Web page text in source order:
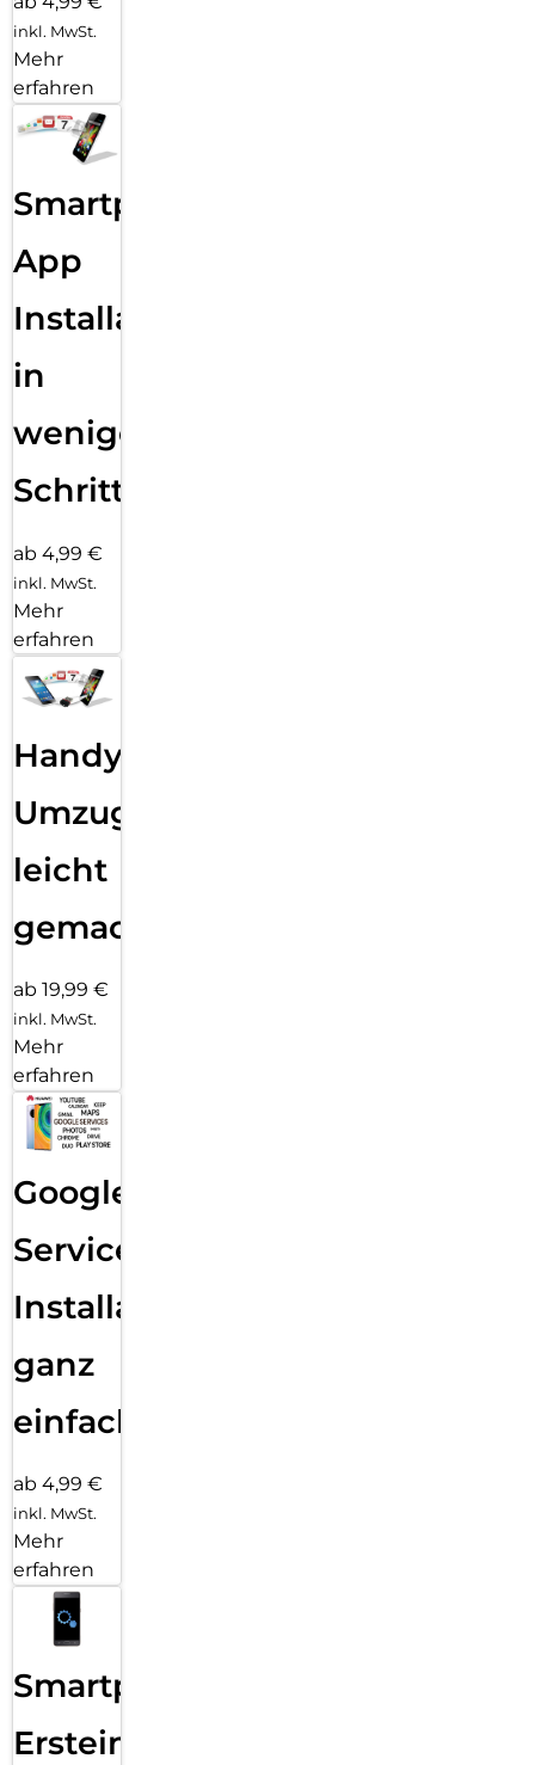
inkl. MwSt.
Mehr
erfahren
Smartphone
App
Installation
in
wenigen
Schritten
ab 4,99 €
inkl. MwSt.
Mehr
erfahren
Handy
Umzug
leicht
gemacht!
ab 19,99 €
inkl. MwSt.
Mehr
erfahren
Google
Services
Installation
ganz
einfach
ab 4,99 €
inkl. MwSt.
Mehr
erfahren
Smartphone
Ersteinrichtung